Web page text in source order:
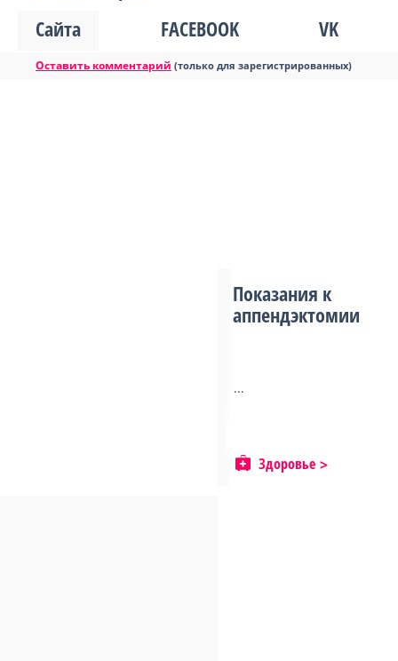
Сайта
FACEBOOK VK
Оставить комментарий (только для зарегистрированных)
Показания к
аппендэктомии
...
Здоровье